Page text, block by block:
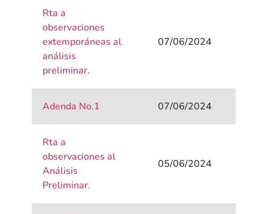
Rta a
observaciones
extemporáneas al
análisis
preliminar.
07/06/2024
Adenda No.1 07/06/2024
Rta a
observaciones al
Análisis
Preliminar.
05/06/2024